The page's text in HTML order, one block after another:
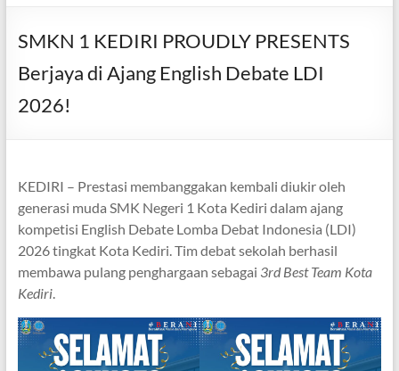
SMKN 1 KEDIRI PROUDLY PRESENTS
Berjaya di Ajang English Debate LDI
2026!
KEDIRI – Prestasi membanggakan kembali diukir oleh
generasi muda SMK Negeri 1 Kota Kediri dalam ajang
kompetisi English Debate Lomba Debat Indonesia (LDI)
2026 tingkat Kota Kediri. Tim debat sekolah berhasil
membawa pulang penghargaan sebagai 3rd Best Team Kota
Kediri.